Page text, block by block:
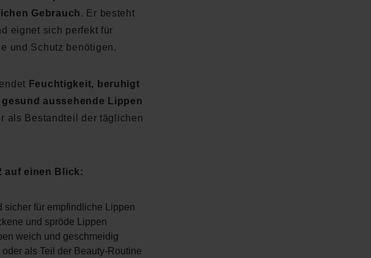
Gebrauch. Er besteht
eignet sich perfekt für
und Schutz benötigen.
Feuchtigkeit, beruhigt
aussehende Lippen
als Bestandteil der täglichen
auf einen Blick:
sicher für empfindliche Lippen
und spröde Lippen
weich und geschmeidig
als Teil der Beauty-Routine